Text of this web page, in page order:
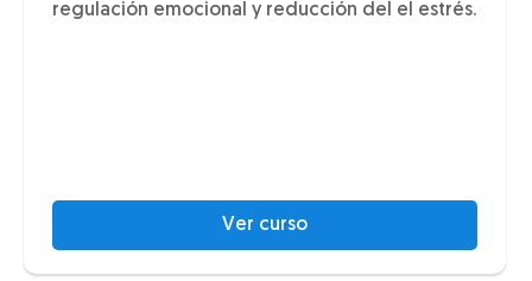
regulación emocional y reducción del el estrés.
Ver curso